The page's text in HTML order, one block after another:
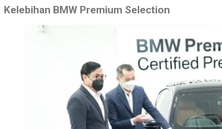
Kelebihan BMW Premium Selection